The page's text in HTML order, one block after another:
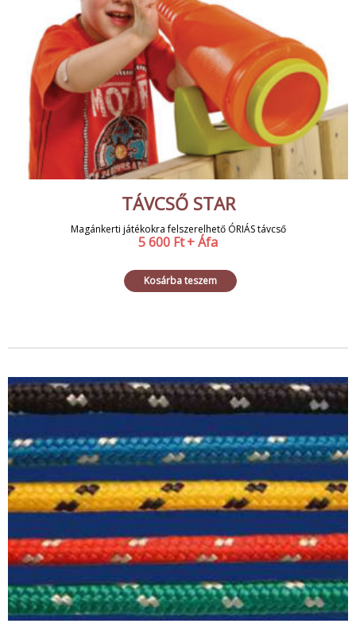
TÁVCSŐ STAR
Magánkerti játékokra felszerelhető ÓRIÁS távcső
5 600 Ft+ Áfa
Kosárba teszem